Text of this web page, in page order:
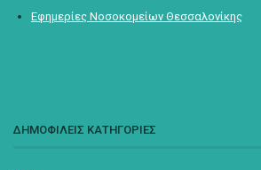
Εφημερίες Νοσοκομείων Θεσσαλονίκης
ΔΗΜΟΦΙΛΕΙΣ ΚΑΤΗΓΟΡΙΕΣ